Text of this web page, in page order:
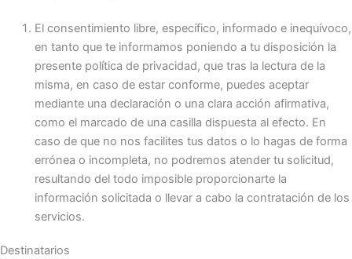
El consentimiento libre, específico, informado e inequívoco,
en tanto que te informamos poniendo a tu disposición la
presente política de privacidad, que tras la lectura de la
misma, en caso de estar conforme, puedes aceptar
mediante una declaración o una clara acción afirmativa,
como el marcado de una casilla dispuesta al efecto. En
caso de que no nos facilites tus datos o lo hagas de forma
errónea o incompleta, no podremos atender tu solicitud,
resultando del todo imposible proporcionarte la
información solicitada o llevar a cabo la contratación de los
servicios.
Destinatarios